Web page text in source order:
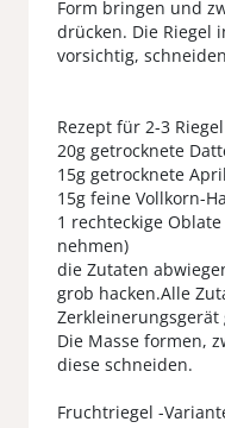
Form bringen und
drücken. Die Riegel
vorsichtig,
Rezept für 2-3 Riegel
20g getrocknete
15g getrocknete
15g feine Vollkorn-
1 rechteckige
nehmen)
die Zutaten
grob hacken.Alle
Die Masse formen,
diese schneiden.
Fruchtriegel -